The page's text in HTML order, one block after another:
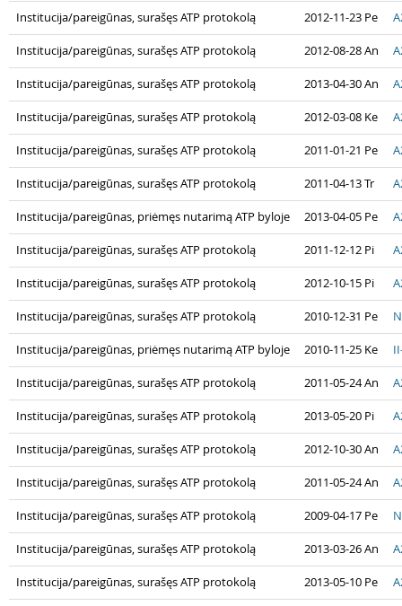
Institucija/pareigūnas, surašęs ATP protokolą 2012-11-23 Pe
Institucija/pareigūnas, surašęs ATP protokolą 2012-08-28 An
Institucija/pareigūnas, surašęs ATP protokolą 2013-04-30 An
Institucija/pareigūnas, surašęs ATP protokolą 2012-03-08 Ke
Institucija/pareigūnas, surašęs ATP protokolą 2011-01-21 Pe
Institucija/pareigūnas, surašęs ATP protokolą 2011-04-13 Tr
Institucija/pareigūnas, priėmęs nutarimą ATP byloje 2013-04-05 Pe
Institucija/pareigūnas, surašęs ATP protokolą 2011-12-12 Pi
Institucija/pareigūnas, surašęs ATP protokolą 2012-10-15 Pi
Institucija/pareigūnas, surašęs ATP protokolą 2010-12-31 Pe
Institucija/pareigūnas, priėmęs nutarimą ATP byloje 2010-11-25 Ke
Institucija/pareigūnas, surašęs ATP protokolą 2011-05-24 An
Institucija/pareigūnas, surašęs ATP protokolą 2013-05-20 Pi
Institucija/pareigūnas, surašęs ATP protokolą 2012-10-30 An
Institucija/pareigūnas, surašęs ATP protokolą 2011-05-24 An
Institucija/pareigūnas, surašęs ATP protokolą 2009-04-17 Pe
Institucija/pareigūnas, surašęs ATP protokolą 2013-03-26 An
Institucija/pareigūnas, surašęs ATP protokolą 2013-05-10 Pe